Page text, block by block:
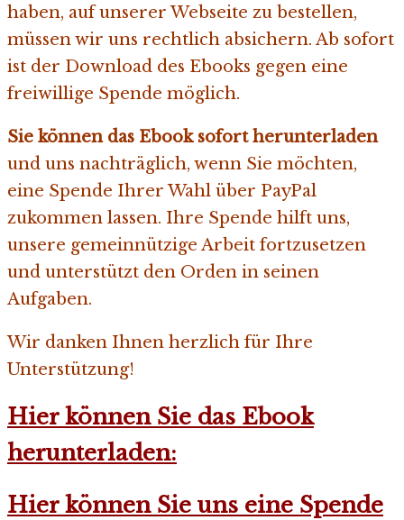
haben, auf unserer Webseite zu bestellen,
müssen wir uns rechtlich absichern. Ab sofort
ist der Download des Ebooks gegen eine
freiwillige Spende möglich.
Sie können das Ebook sofort herunterladen
und uns nachträglich, wenn Sie möchten,
eine Spende Ihrer Wahl über PayPal
zukommen lassen. Ihre Spende hilft uns,
unsere gemeinnützige Arbeit fortzusetzen
und unterstützt den Orden in seinen
Aufgaben.
Wir danken Ihnen herzlich für Ihre
Unterstützung!
Hier können Sie das Ebook
herunterladen:
Hier können Sie uns eine Spende